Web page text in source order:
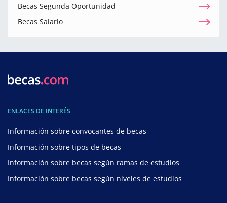
Becas Segunda Oportunidad
Becas Salario
ENLACES DE INTERÉS
Información sobre convocantes de becas
Información sobre tipos de becas
Información sobre becas según ramas de estudios
Información sobre becas según niveles de estudios